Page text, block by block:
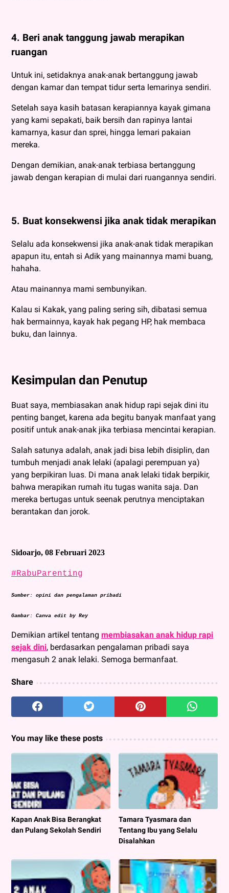
4. Beri anak tanggung jawab merapikan
ruangan
Untuk ini, setidaknya anak-anak bertanggung jawab
dengan kamar dan tempat tidur serta lemarinya sendiri.
Setelah saya kasih batasan kerapiannya kayak gimana
yang kami sepakati, baik bersih dan rapinya lantai
kamarnya, kasur dan sprei, hingga lemari pakaian
mereka.
Dengan demikian, anak-anak terbiasa bertanggung
jawab dengan kerapian di mulai dari ruangannya sendiri.
5. Buat konsekwensi jika anak tidak merapikan
Selalu ada konsekwensi jika anak-anak tidak merapikan
apapun itu, entah si Adik yang mainannya mami buang,
hahaha.
Atau mainannya mami sembunyikan.
Kalau si Kakak, yang paling sering sih, dibatasi semua
hak bermainnya, kayak hak pegang HP, hak membaca
buku, dan lainnya.
Kesimpulan dan Penutup
Buat saya, membiasakan anak hidup rapi sejak dini itu
penting banget, karena ada begitu banyak manfaat yang
positif untuk anak-anak jika terbiasa mencintai kerapian.
Salah satunya adalah, anak jadi bisa lebih disiplin, dan
tumbuh menjadi anak lelaki (apalagi perempuan ya)
yang berpikiran luas. Di mana anak lelaki tidak berpikir,
bahwa merapikan rumah itu tugas wanita saja. Dan
mereka bertugas untuk seenak perutnya menciptakan
berantakan dan jorok.
Sidoarjo, 08 Februari 2023
#RabuParenting
Sumber: opini dan pengalaman pribadi
Gambar: Canva edit by Rey
Demikian artikel tentang membiasakan anak hidup rapi
sejak dini, berdasarkan pengalaman pribadi saya
mengasuh 2 anak lelaki. Semoga bermanfaat.
Share
You may like these posts
Kapan Anak Bisa Berangkat
dan Pulang Sekolah Sendiri
Tamara Tyasmara dan
Tentang Ibu yang Selalu
Disalahkan